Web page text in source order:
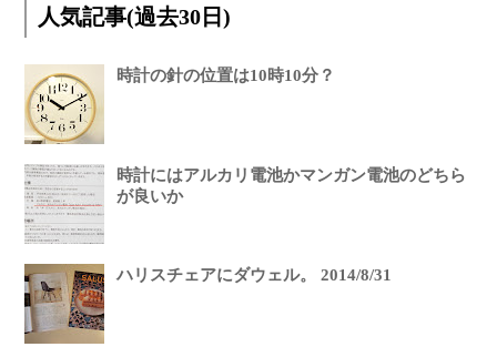
人気記事(過去30日)
時計の針の位置は10時10分？
時計にはアルカリ電池かマンガン電池のどちら
が良いか
ハリスチェアにダウェル。 2014/8/31